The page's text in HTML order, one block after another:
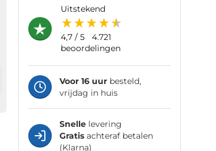
uitstekend
4,7/ 5
4.721
beoordelingen
Voor 16 uurbesteld,
vrijdag in huis
Snellelevering
Gratisachteraf betalen
(Klarna)